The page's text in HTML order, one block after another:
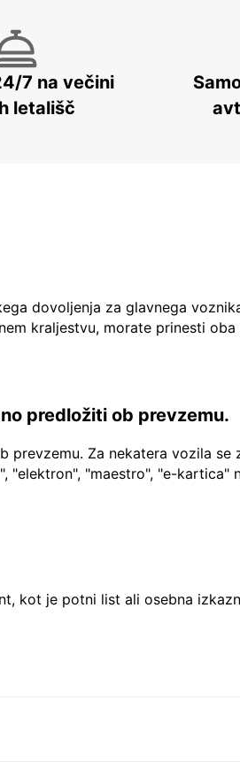
7 na večini
letališč
dovoljenja za glavnega
kraljestvu, morate prinesti oba
predložiti ob prevzemu.
Za nekatera vozila se
"maestro", "e-kartica"
kot je potni list ali osebna